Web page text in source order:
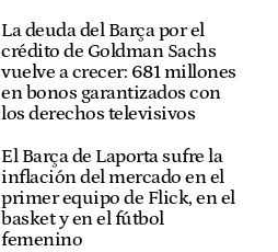
La deuda del Barça por el
crédito de Goldman Sachs
vuelve a crecer: 681 millones
en bonos garantizados con
los derechos televisivos
El Barça de Laporta sufre la
inflación del mercado en el
primer equipo de Flick, en el
basket y en el fútbol
femenino